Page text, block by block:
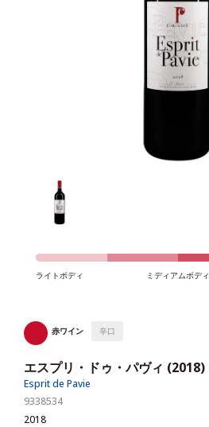
ライトボディ ミディアムボディ
赤ワイン 辛口
エスプリ・ドゥ・パヴィ (2018)
Esprit de Pavie
9338534
2018